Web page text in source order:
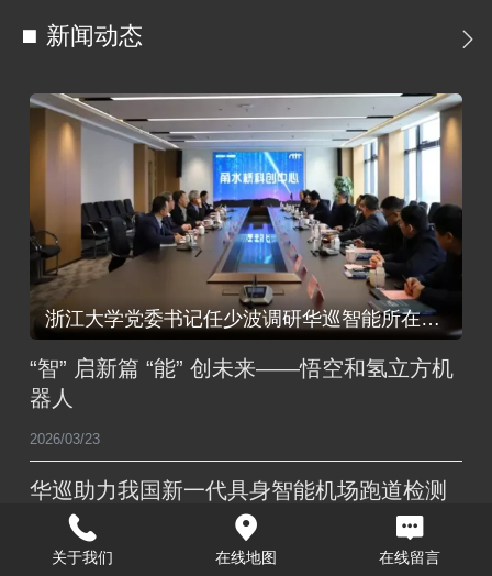
新闻动态
浙江大学党委书记任少波调研华巡智能所在的甬水桥科创中心
“智” 启新篇 “能” 创未来——悟空和氢立方机
器人
2026/03/23
华巡助力我国新一代具身智能机场跑道检测
系统
2025/11/28
关于我们 在线地图 在线留言